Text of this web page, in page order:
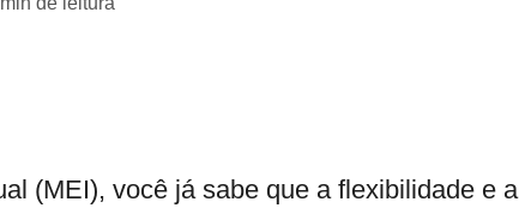
(MEI), você já sabe que a flexibilidade e a